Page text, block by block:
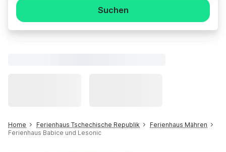
Suchen
Home Ferienhaus Tschechische Republik
Ferienhaus Mähren
Ferienhaus Babice und Lesonic